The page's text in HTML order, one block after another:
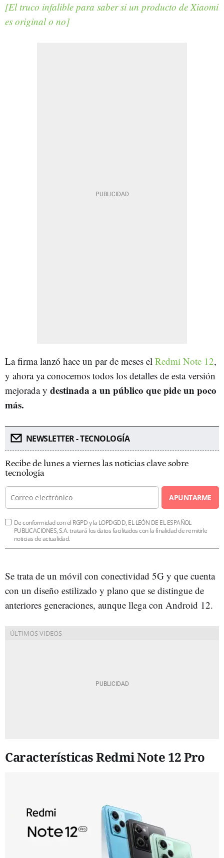
[El truco infalible para saber si un producto de Xiaomi
es original o no]
La firma lanzó hace un par de meses el Redmi Note 12,
y ahora ya conocemos todos los detalles de esta versión
mejorada y destinada a un público que pide un poco
más.
NEWSLETTER - TECNOLOGÍA
Recibe de lunes a viernes las noticias clave sobre
tecnología
APUNTARME
De conformidad con el RGPD y la LOPDGDD, EL LEÓN DE EL ESPAÑOL
PUBLICACIONES, S.A. tratará los datos facilitados con la finalidad de remitirle
noticias de actualidad.
Se trata de un móvil con conectividad 5G y que cuenta
con un diseño estilizado y plano que se distingue de
anteriores generaciones, aunque llega con Android 12.
Características Redmi Note 12 Pro